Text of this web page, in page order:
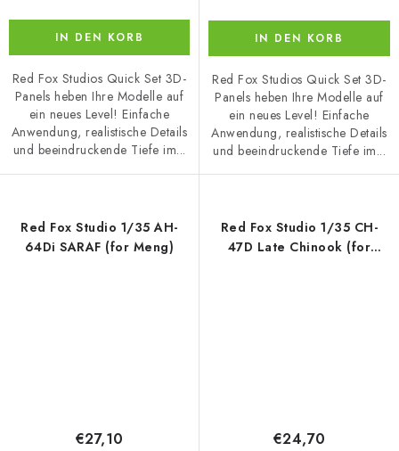
IN DEN KORB
Red Fox Studios Quick Set 3D-
Panels heben Ihre Modelle auf
ein neues Level! Einfache
Anwendung, realistische Details
und beeindruckende Tiefe im...
IN DEN KORB
Red Fox Studios Quick Set 3D-
Panels heben Ihre Modelle auf
ein neues Level! Einfache
Anwendung, realistische Details
und beeindruckende Tiefe im...
Red Fox Studio 1/35 AH-
64Di SARAF (for Meng)
€27,10
Red Fox Studio 1/35 CH-
47D Late Chinook (for
€24,70